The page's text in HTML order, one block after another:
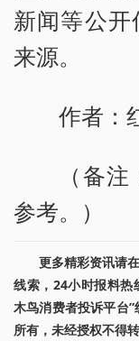
新闻等公
来源。
作者：
（备
参考。）
更多精彩资讯请
线索，24小时报料热
木鸟消费者投诉平台
所有，未经授权不得